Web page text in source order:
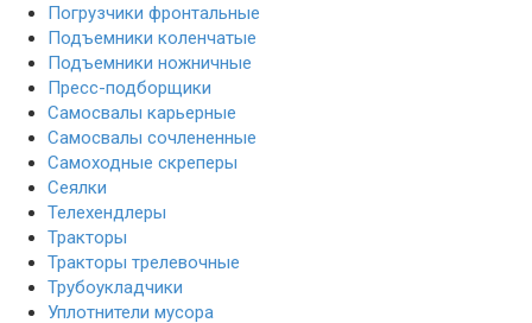
Погрузчики фронтальные
Подъемники коленчатые
Подъемники ножничные
Пресс-подборщики
Самосвалы карьерные
Самосвалы сочлененные
Самоходные скреперы
Сеялки
Телехендлеры
Тракторы
Тракторы трелевочные
Трубоукладчики
Уплотнители мусора